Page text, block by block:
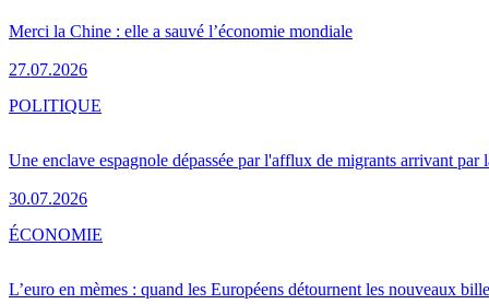
Merci la Chine : elle a sauvé l’économie mondiale
27.07.2026
Une enclave espagnole dépassée par l'afflux de migrants arrivant par
30.07.2026
POLITIQUE
L’euro en mèmes : quand les Européens détournent les nouveaux
ÉCONOMIE